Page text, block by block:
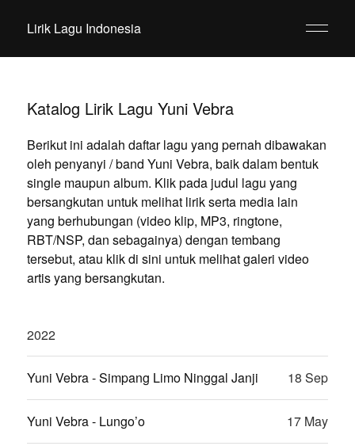
Lirik Lagu Indonesia
Katalog Lirik Lagu Yuni Vebra
Berikut ini adalah daftar lagu yang pernah dibawakan
oleh penyanyi / band Yuni Vebra, baik dalam bentuk
single maupun album. Klik pada judul lagu yang
bersangkutan untuk melihat lirik serta media lain
yang berhubungan (video klip, MP3, ringtone,
RBT/NSP, dan sebagainya) dengan tembang
tersebut, atau klik di sini untuk melihat galeri video
artis yang bersangkutan.
2022
Yuni Vebra - Simpang Limo Ninggal Janji 18 Sep
Yuni Vebra - Lungo’o 17 May